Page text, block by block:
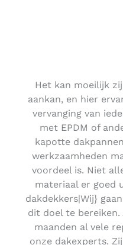
Het kan moeilijk
aankan, en hier
vervanging van
met EPDM of
kapotte
werkzaamheden
voordeel is. Niet
materiaal er goed
dakdekkers|Wij}
dit doel te
maanden al vele
onze dakexperts.